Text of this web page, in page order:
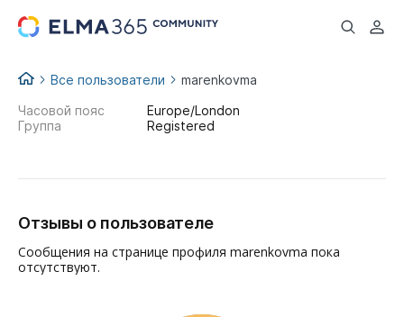
...
Все пользователи marenkovma
Часовой пояс
Europe/London
Группа
Registered
Отзывы о пользователе
Сообщения на странице профиля marenkovma пока
отсутствуют.